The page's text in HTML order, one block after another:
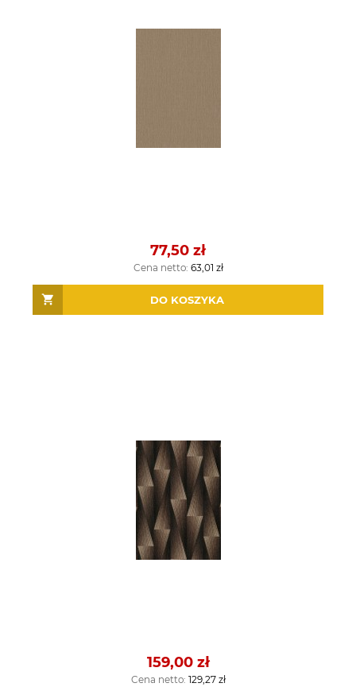
77,50 zł
Cena netto: 63,01 zł
DO KOSZYKA
159,00 zł
Cena netto: 129,27 zł